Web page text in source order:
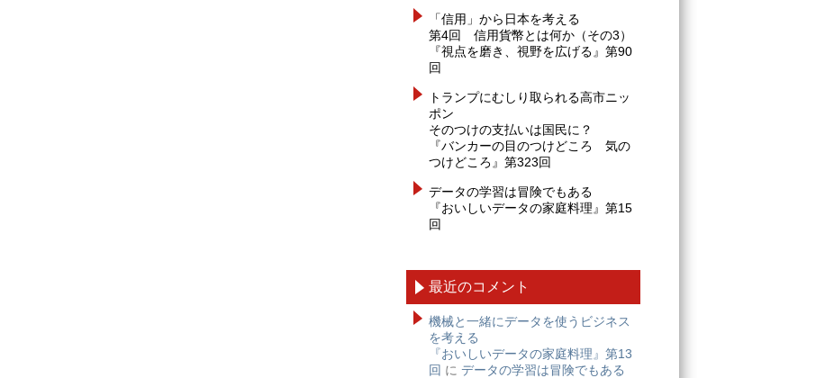
「信用」から日本を考える
第4回 信用貨幣とは何か（その3）
『視点を磨き、視野を広げる』第90
回
トランプにむしり取られる高市ニッ
ポン
そのつけの支払いは国民に？
『バンカーの目のつけどころ 気の
つけどころ』第323回
データの学習は冒険でもある
『おいしいデータの家庭料理』第15
回
最近のコメント
機械と一緒にデータを使うビジネス
を考える
『おいしいデータの家庭料理』第13
回 に データの学習は冒険でもある